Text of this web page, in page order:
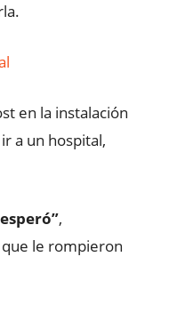
en la instalación
a un hospital,
,
le rompieron